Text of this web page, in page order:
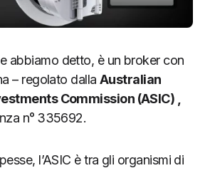
abbiamo detto, è un broker con
– regolato dallaAustralian
Commission (ASIC) ,
n° 335692.
l’ASIC è tra gli organismi di